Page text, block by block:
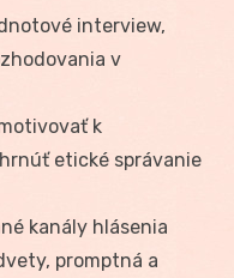
interview,
v
k
etické správanie
kanály hlásenia
promptná a